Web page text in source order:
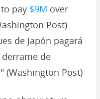
pay $9M over
Post)
de Japón pagará
de
(Washington Post)